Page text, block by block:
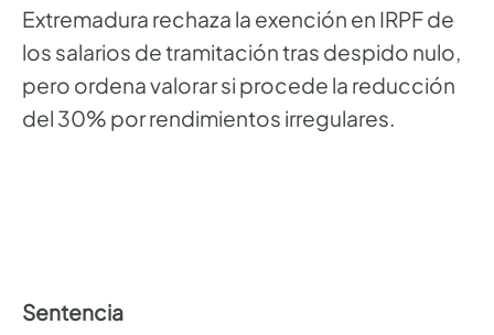
Extremadura rechaza la exención en IRPF de
los salarios de tramitación tras despido nulo,
pero ordena valorar si procede la reducción
del 30% por rendimientos irregulares.
Sentencia